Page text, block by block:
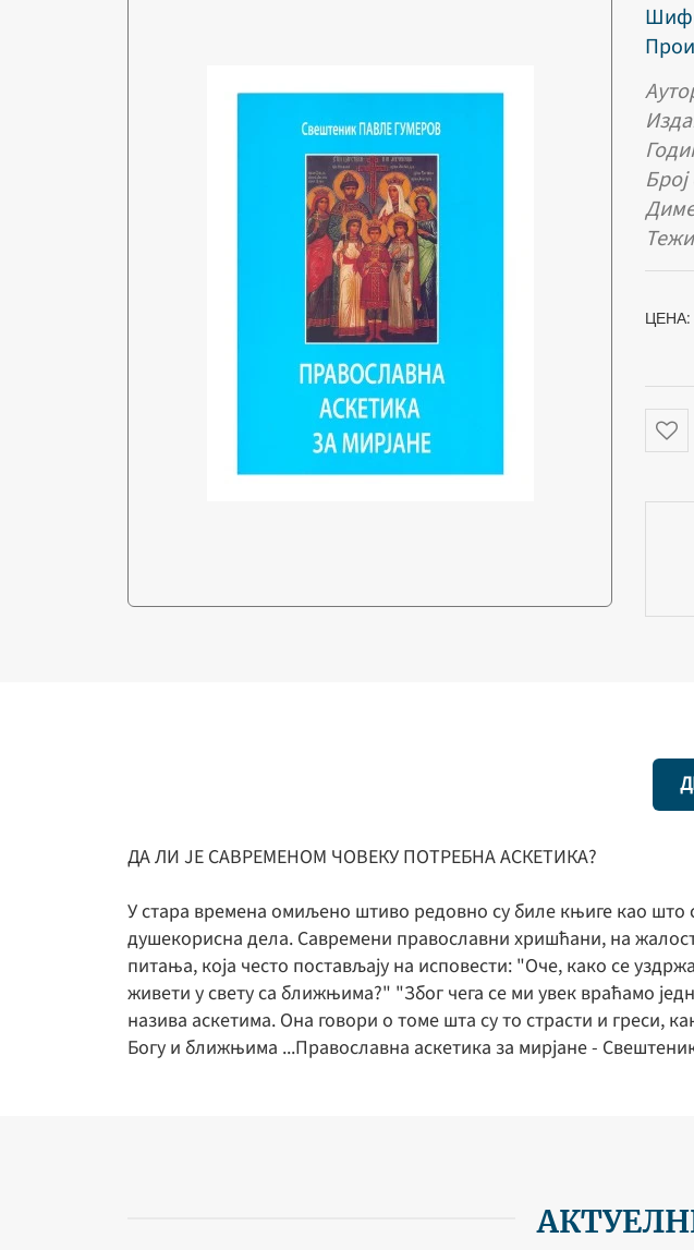
ЦЕНА:
ДА ЛИ ЈЕ САВРЕМЕНОМ ЧОВЕКУ ПОТРЕБНА АСКЕТИКА?
У стара времена омиљено штиво редовно су биле књиге као
душекорисна дела. Савремени православни хришћани, на
питања, која често постављају на исповести: "Оче, како се
живети у свету са ближњима?" "Због чега се ми увек враћамо
назива аскетима. Она говори о томе шта су то страсти и
Богу и ближњима ...Православна аскетика за мирјане -